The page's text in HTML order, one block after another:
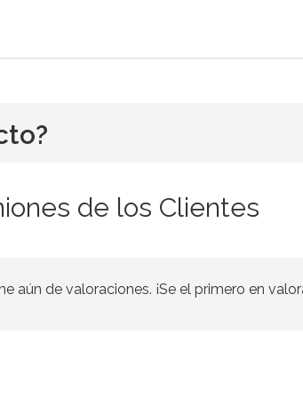
de los Clientes
aún de valoraciones. ¡Se el primero en